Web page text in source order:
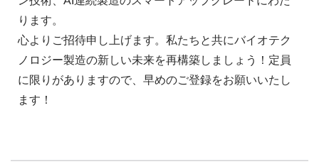
ります。
心よりご招待申し上げます。私たちと共にバイオテク
ノロジー製造の新しい未来を再構築しましょう！定員
に限りがありますので、早めのご登録をお願いいたし
ます！